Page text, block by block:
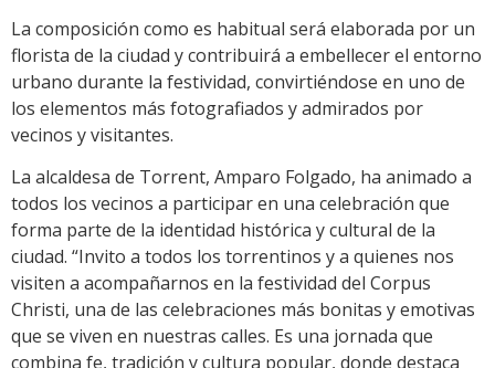
La composición como es habitual será elaborada por un
florista de la ciudad y contribuirá a embellecer el entorno
urbano durante la festividad, convirtiéndose en uno de
los elementos más fotografiados y admirados por
vecinos y visitantes.
La alcaldesa de Torrent, Amparo Folgado, ha animado a
todos los vecinos a participar en una celebración que
forma parte de la identidad histórica y cultural de la
ciudad. “Invito a todos los torrentinos y a quienes nos
visiten a acompañarnos en la festividad del Corpus
Christi, una de las celebraciones más bonitas y emotivas
que se viven en nuestras calles. Es una jornada que
combina fe, tradición y cultura popular, donde destaca